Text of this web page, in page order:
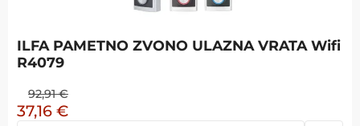
ILFA PAMETNO ZVONO ULAZNA VRATA Wifi
R4079
92,91 €
37,16 €